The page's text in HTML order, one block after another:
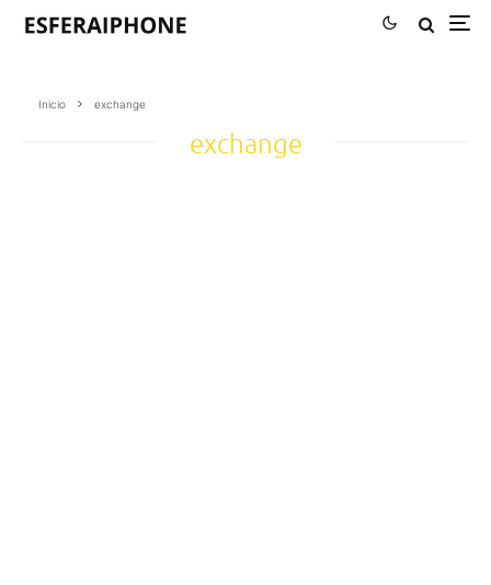
Inicio exchange
exchange